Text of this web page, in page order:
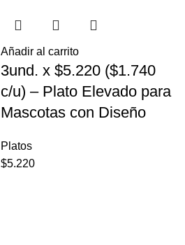
Añadir al carrito
3und. x $5.220 ($1.740
c/u) – Plato Elevado para
Mascotas con Diseño
Platos
$5.220